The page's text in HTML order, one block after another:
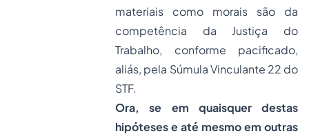
materiais como morais são da
competência da Justiça do
Trabalho, conforme pacificado,
aliás, pela Súmula Vinculante 22 do
STF.
Ora, se em quaisquer destas
hipóteses e até mesmo em outras